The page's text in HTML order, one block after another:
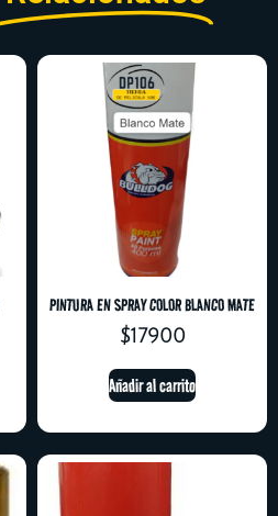
PINTURA EN SPRAY COLOR BLANCO MATE
$17900
Añadir al carrito